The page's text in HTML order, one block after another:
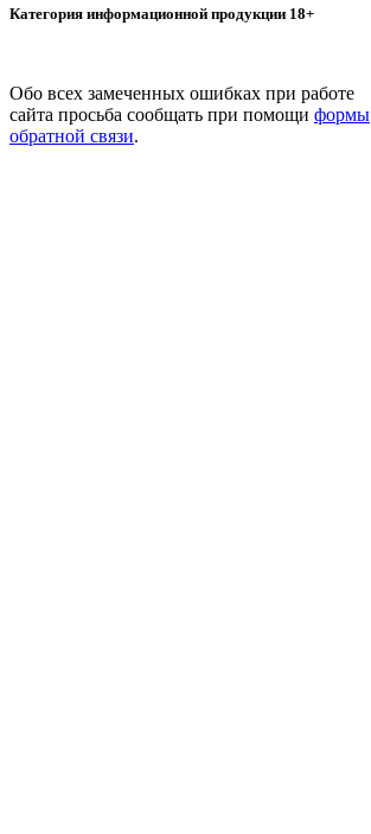
Категория информационной продукции 18+
Обо всех замеченных ошибках при работе
сайта просьба сообщать при помощи формы
обратной связи.